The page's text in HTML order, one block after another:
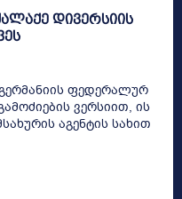
დივერსიის
ფედერალურ
ვერსიით, ის
აგენტის სახით